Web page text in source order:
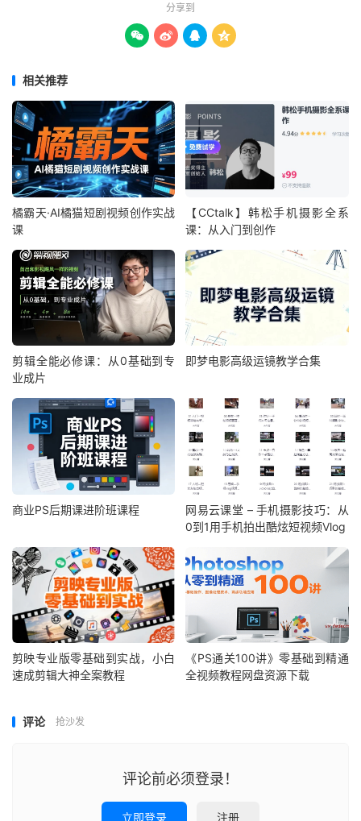
分享到
   
相关推荐
橘霸天·AI橘猫短剧视频创作实战
课
【CCtalk】韩松手机摄影全系
课：从入门到创作
剪辑全能必修课：从0基础到专
业成片
即梦电影高级运镜教学合集
商业PS后期课进阶班课程
网易云课堂 – 手机摄影技巧：从
0到1用手机拍出酷炫短视频Vlog
剪映专业版零基础到实战，小白
速成剪辑大神全案教程
《PS通关100讲》零基础到精通
全视频教程网盘资源下载
评论 抢沙发
评论前必须登录！
立即登录 注册